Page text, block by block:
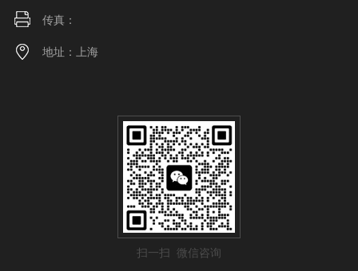
传真：
地址：上海
扫一扫 微信咨询